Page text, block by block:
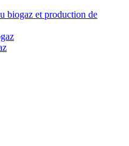
biogaz et production de